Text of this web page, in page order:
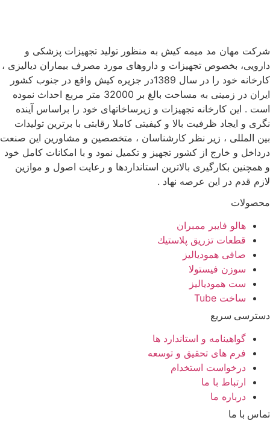
شرکت مهان مد میمه کیش به منظور تولید تجهیزات پزشکی و
دارویی، بخصوص تجهیزات و داروهای مورد مصرف بیماران دیالیزی ،
کارخانه خود را در سال 1389در جزیره کیش واقع در جنوب کشور
ایران در زمینی به مساحت بالغ بر 32000 متر مربع احداث نموده
است . این کارخانه تجهیزات و زیرساخاتهای خود را براساس آینده
نگری و ایجاد ظرفیت بالا و کیفیتی کاملا رقابتی با برترین تولیدات
بین المللی ، زیر نظر کارشناسان ، متخصصین و مشاورین این صنعت
درداخل و خارج از کشور تجهیز و تکمیل نمود و با امکانات کامل خود
و همچنین بکارگیری بالاترین استانداردها و رعایت اصول و موازین
لازم قدم در این عرصه نهاد .
محصولات
هالو فایبر ممبران
قطعات تزريق پلاستيك
صافی همودیالیز
سوزن فیستولا
ست همودیالیز
ساخت Tube
دسترسی سریع
گواهینامه و استاندارد ها
فرم های تحقیق و توسعه
درخواست استخدام
ارتباط با ما
درباره ما
تماس با ما